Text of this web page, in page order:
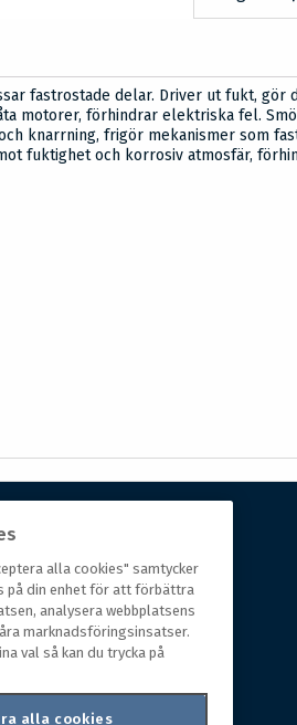
fastrostade delar. Driver ut fukt, gör
motorer, förhindrar elektriska fel.
knarrning, frigör mekanismer som
fuktighet och korrosiv atmosfär,
som funnits på marknaden i
i småländska Växjö
som erbjuder prisvärda
alla cookies" samtycker
på din enhet för att förbättra
analysera webbplatsens
marknadsföringsinsatser.
val så kan du trycka på
alla cookies